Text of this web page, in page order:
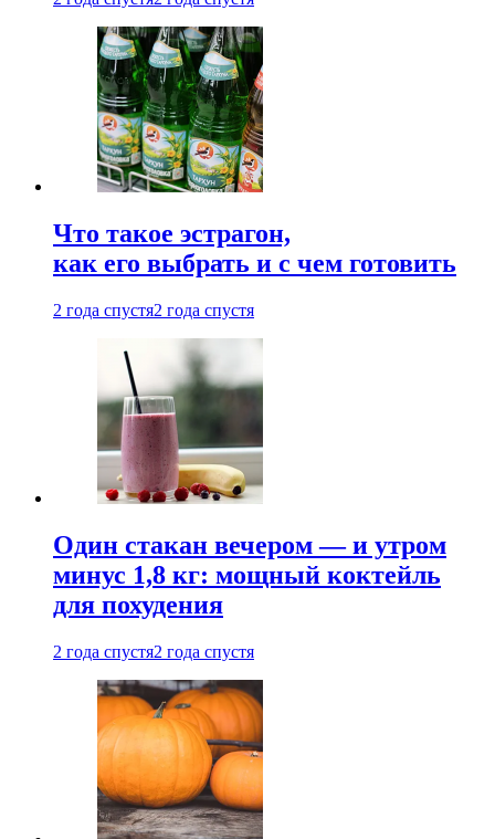
Что такое эстрагон,
как его выбрать и с чем готовить
2 года спустя2 года спустя
Один стакан вечером — и утром
минус 1,8 кг: мощный коктейль
для похудения
2 года спустя2 года спустя